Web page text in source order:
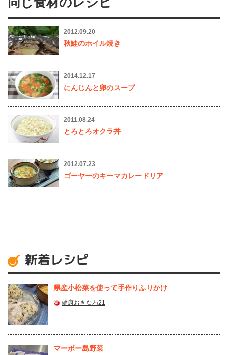
2012.09.20
秋鮭のホイル焼き
2014.12.17
にんじんと卵のスープ
2011.08.24
とろとろオクラ丼
2012.07.23
ゴーヤーのキーマカレードリア
新着レシピ
県産⼩松菜を使って⼿作りふりかけ
健康おきなわ21
マーボー島野菜